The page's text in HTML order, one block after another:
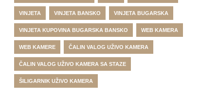
VINJETA VINJETA BANSKO VINJETA BUGARSKA
VINJETA KUPOVINA BUGARSKA BANSKO WEB KAMERA
WEB KAMERE ČALIN VALOG UŽIVO KAMERA
ČALIN VALOG UŽIVO KAMERA SA STAZE
ŠILIGARNIK UŽIVO KAMERA